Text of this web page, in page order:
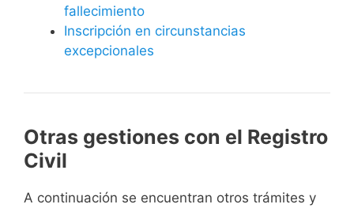
fallecimiento
Inscripción en circunstancias
excepcionales
Otras gestiones con el Registro
Civil
A continuación se encuentran otros trámites y